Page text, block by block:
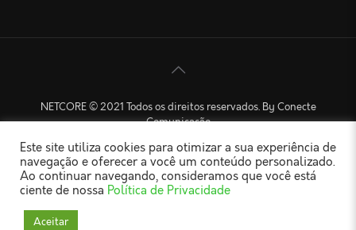
NETCORE © 2021 Todos os direitos reservados. By Conecte
Comunicação
Este site utiliza cookies para otimizar a sua experiência de
navegação e oferecer a você um conteúdo personalizado.
Ao continuar navegando, consideramos que você está
ciente de nossa Política de Privacidade
Aceitar